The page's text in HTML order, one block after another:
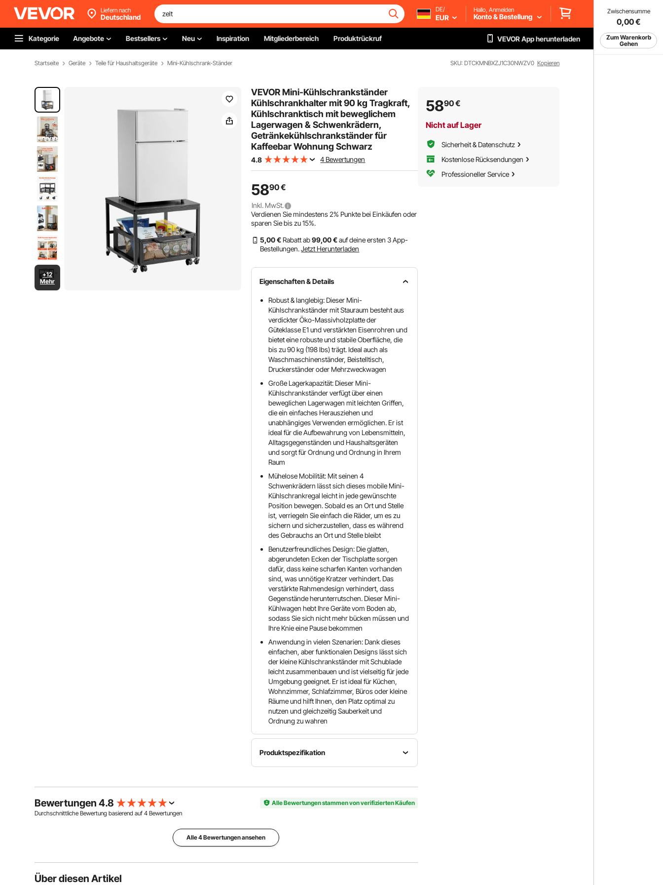
Zwischensumme
0,00€
Zum Warenkorb
Gehen
Liefern nach
Deutschland
DE/
EUR
Hallo, Anmelden
Konto & Bestellung
Kategorie Angebote Bestsellers Neu Inspiration Mitgliederbereich Produktrückruf VEVOR App herunterladen
Startseite Geräte Teile für Haushaltsgeräte Mini-Kühlschrank-Ständer SKU: DTCKMNBXZJ1C30NWZV0 Kopieren
+12
Mehr
VEVOR Mini-Kühlschrankständer
Kühlschrankhalter mit 90 kg Tragkraft,
Kühlschranktisch mit beweglichem
Lagerwagen & Schwenkrädern,
Getränkekühlschrankständer für
Kaffeebar Wohnung Schwarz
4.8 4 Bewertungen
5890€
Inkl. MwSt.
Verdienen Sie mindestens2% Punkte bei Einkäufen oder
sparen Sie bis zu15%.
5,00 € Rabatt ab99,00 €auf deine ersten 3 App-
Bestellungen. Jetzt Herunterladen
Eigenschaften & Details
Robust & langlebig: Dieser Mini-
Kühlschrankständer mit Stauraum besteht aus
verdickter Öko-Massivholzplatte der
Güteklasse E1 und verstärkten Eisenrohren und
bietet eine robuste und stabile Oberfläche, die
bis zu 90 kg (198 lbs) trägt. Ideal auch als
Waschmaschinenständer, Beistelltisch,
Druckerständer oder Mehrzweckwagen
Große Lagerkapazität: Dieser Mini-
Kühlschrankständer verfügt über einen
beweglichen Lagerwagen mit leichten Griffen,
die ein einfaches Herausziehen und
unabhängiges Verwenden ermöglichen. Er ist
ideal für die Aufbewahrung von Lebensmitteln,
Alltagsgegenständen und Haushaltsgeräten
und sorgt für Ordnung und Ordnung in Ihrem
Raum
Mühelose Mobilität: Mit seinen 4
Schwenkrädern lässt sich dieses mobile Mini-
Kühlschrankregal leicht in jede gewünschte
Position bewegen. Sobald es an Ort und Stelle
ist, verriegeln Sie einfach die Räder, um es zu
sichern und sicherzustellen, dass es während
des Gebrauchs an Ort und Stelle bleibt
Benutzerfreundliches Design: Die glatten,
abgerundeten Ecken der Tischplatte sorgen
dafür, dass keine scharfen Kanten vorhanden
sind, was unnötige Kratzer verhindert. Das
verstärkte Rahmendesign verhindert, dass
Gegenstände herunterrutschen. Dieser Mini-
Kühlwagen hebt Ihre Geräte vom Boden ab,
sodass Sie sich nicht mehr bücken müssen und
Ihre Knie eine Pause bekommen
Anwendung in vielen Szenarien: Dank dieses
einfachen, aber funktionalen Designs lässt sich
der kleine Kühlschrankständer mit Schublade
leicht zusammenbauen und ist vielseitig für jede
Umgebung geeignet. Er ist ideal für Küchen,
Wohnzimmer, Schlafzimmer, Büros oder kleine
Räume und hilft Ihnen, den Platz optimal zu
nutzen und gleichzeitig Sauberkeit und
Ordnung zu wahren
Produktspezifikation
Artikelmodellnummer
YNS-04
der
530 x 522
Tischbelastungskapazität
90 kg
Lagermaße
40 kg
Bewertungen 4.8
Alle Bewertungen stammen von verifizierten Käufen
Durchschnittliche Bewertung basierend auf 4 Bewertungen
Alle 4 Bewertungen ansehen
Über diesen Artikel
5890€
Nicht auf Lager
Sicherheit & Datenschutz
Kostenlose Rücksendungen
Professioneller Service